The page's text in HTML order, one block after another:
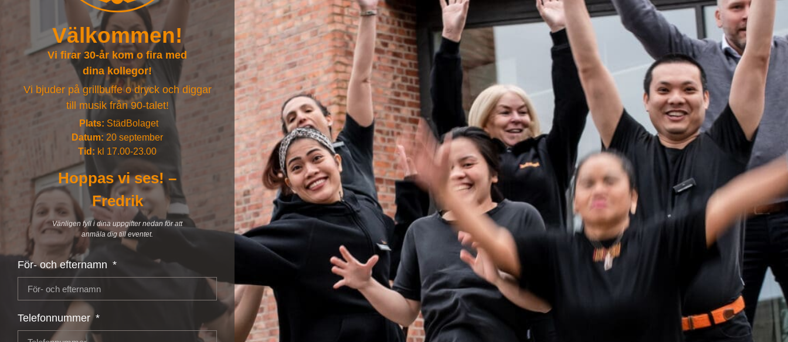
Välkommen!
Vi firar 30-år kom o fira med
dina kollegor!
Vi bjuder på grillbuffe o dryck och diggar
till musik från 90-talet!
Plats: StädBolaget
Datum: 20 september
Tid: kl 17.00-23.00
Hoppas vi ses! –
Fredrik
Vänligen fyll i dina uppgifter nedan för att
anmäla dig till eventet.
För- och efternamn
Telefonnummer